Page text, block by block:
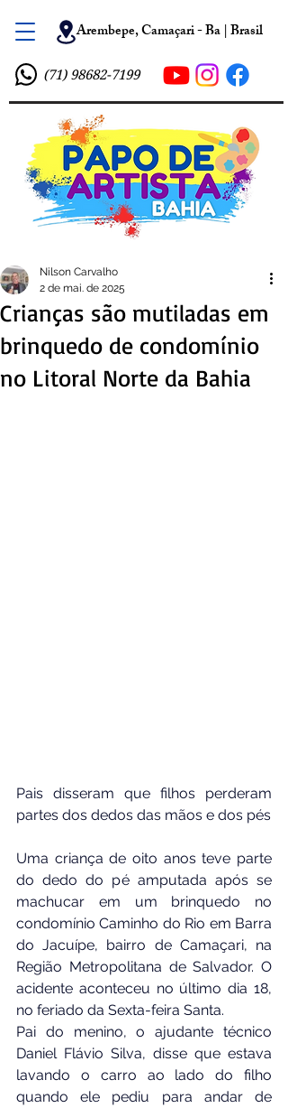
Arembepe, Camaçari - Ba | Brasil
(71) 98682-7199
Crianças são mutiladas em
brinquedo de condomínio
no Litoral Norte da Bahia
Nilson Carvalho
2 de mai. de 2025
Pais disseram que filhos perderam
partes dos dedos das mãos e dos pés
Uma criança de oito anos teve parte
do dedo do pé amputada após se
machucar em um brinquedo no
condomínio Caminho do Rio em Barra
do Jacuípe, bairro de Camaçari, na
Região Metropolitana de Salvador. O
acidente aconteceu no último dia 18,
no feriado da Sexta-feira Santa.
Pai do menino, o ajudante técnico
Daniel Flávio Silva, disse que estava
lavando o carro ao lado do filho
quando ele pediu para andar de